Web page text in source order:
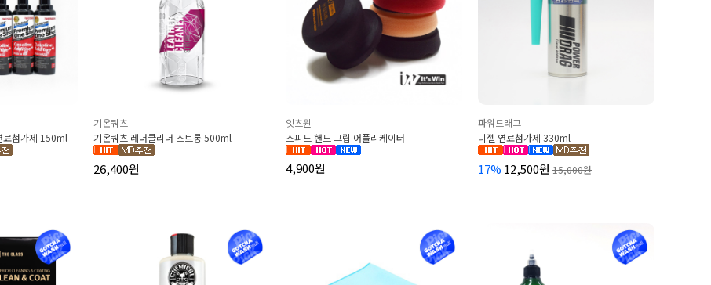
료첨가제 150ml
기온쿼츠
기온쿼츠 레더클리너 스트롱 500ml
26,400원
잇츠윈
스피드 핸드 그립 어플리케이터
4,900원
파워드래그
디젤 연료첨가제 330ml
17% 12,500원 15,000원